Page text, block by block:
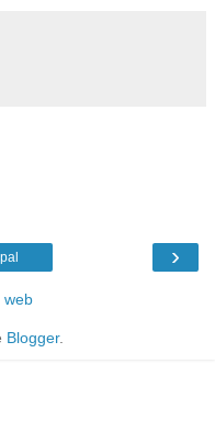
›
web
Blogger.